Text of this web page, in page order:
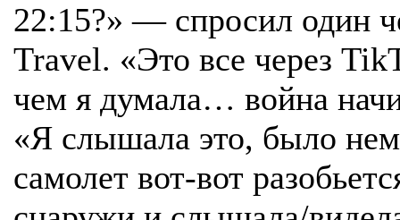
22:15?» — спросил один
Travel. «Это все через
чем я думала… война
«Я слышала это, было
самолет вот-вот